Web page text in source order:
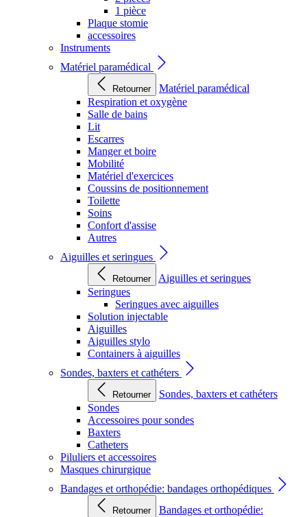
1 pièce
Plaque stomie
accessoires
Instruments
Matériel paramédical
Retourner
Matériel paramédical
Respiration et oxygène
Salle de bains
Lit
Escarres
Manger et boire
Mobilité
Matériel d'exercices
Coussins de positionnement
Toilette
Soins
Confort d'assise
Autres
Aiguilles et seringues
Retourner
Aiguilles et seringues
Seringues
Seringues avec aiguilles
Solution injectable
Aiguilles
Aiguilles stylo
Containers à aiguilles
Sondes, baxters et cathéters
Retourner
Sondes, baxters et cathéters
Sondes
Accessoires pour sondes
Baxters
Catheters
Piluliers et accessoires
Masques chirurgique
Bandages et orthopédie: bandages orthopédiques
Retourner
Bandages et orthopédie: